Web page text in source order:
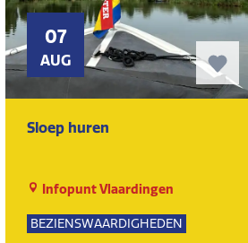
07
AUG
Sloep huren
Infopunt Vlaardingen
BEZIENSWAARDIGHEDEN